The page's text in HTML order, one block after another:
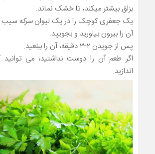
بزاق بیشتر میکند، تا خشک نماند.
یک جعفری کوچک را در یک لیوانسرکه سیب
آن را بیرون بیاورید و بجویید.
پس از جویدن ۲-۳ دقیقه، آن را ببلعید.
اگر طعم آن را دوست نداشتید، می توانید
اندازید.